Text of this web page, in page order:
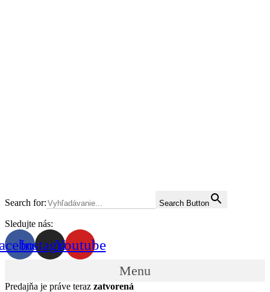
Search for: Search Button
Sledujte nás:
InstagramYoutube
Menu
Predajňa je práve teraz zatvorená